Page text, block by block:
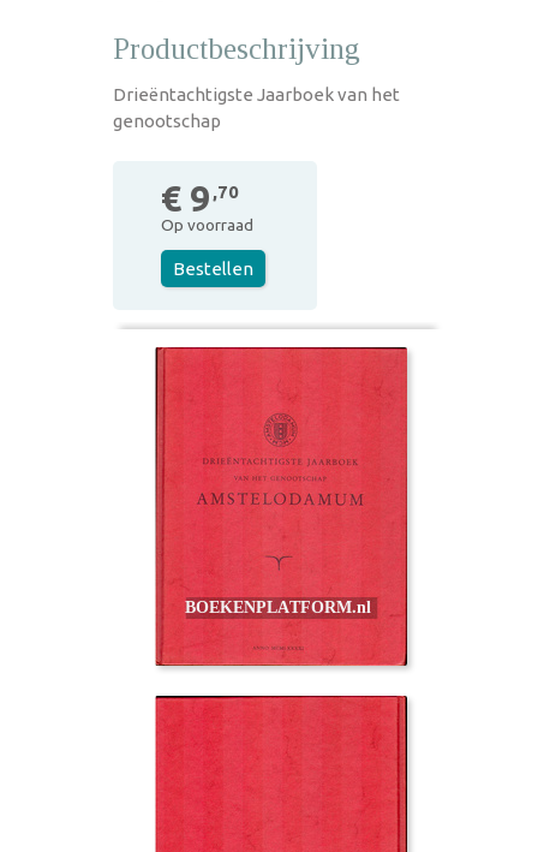
Productbeschrijving
Drieëntachtigste Jaarboek van het
genootschap
€ 9 ,70
Op voorraad
Bestellen